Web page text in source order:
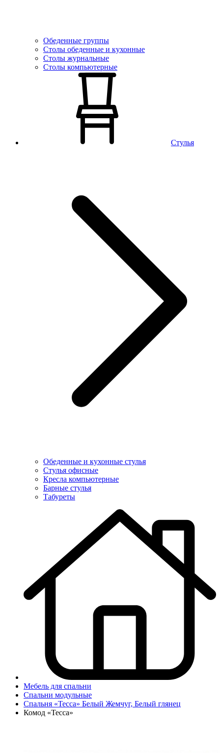
Обеденные группы
Столы обеденные и кухонные
Столы журнальные
Столы компьютерные
Стулья
Обеденные и кухонные стулья
Стулья офисные
Кресла компьютерные
Барные стулья
Табуреты
Мебель для спальни
Спальни модульные
Спальня «Тесса» Белый Жемчуг, Белый глянец
Комод «Тесса»